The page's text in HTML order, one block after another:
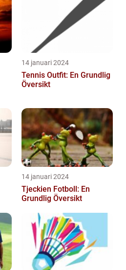
14 januari 2024
Tennis Outfit: En Grundlig
Översikt
14 januari 2024
Tjeckien Fotboll: En
Grundlig Översikt